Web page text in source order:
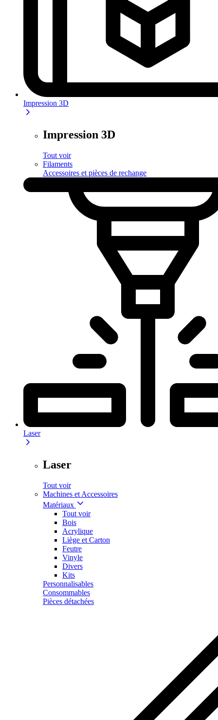
Impression 3D
Impression 3D
Tout voir
Filaments
Accessoires et pièces de rechange
Laser
Laser
Tout voir
Machines et Accessoires
Matériaux
Tout voir
Bois
Acrylique
Liège et Carton
Feutre
Vinyle
Divers
Kits
Personnalisables
Consommables
Pièces détachées